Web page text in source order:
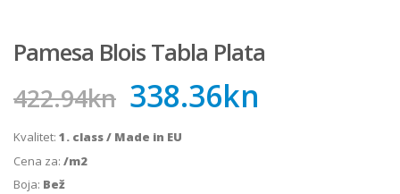
Pamesa Blois Tabla Plata
422.94kn 338.36kn
Kvalitet: 1. class / Made in EU
Cena za: /m2
Boja: Bež